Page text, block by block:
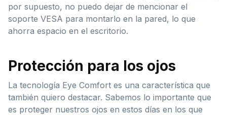
por supuesto, no puedo dejar de mencionar el
soporte VESA para montarlo en la pared, lo que
ahorra espacio en el escritorio.
Protección para los ojos
La tecnología Eye Comfort es una característica que
también quiero destacar. Sabemos lo importante que
es proteger nuestros ojos en estos días en los que